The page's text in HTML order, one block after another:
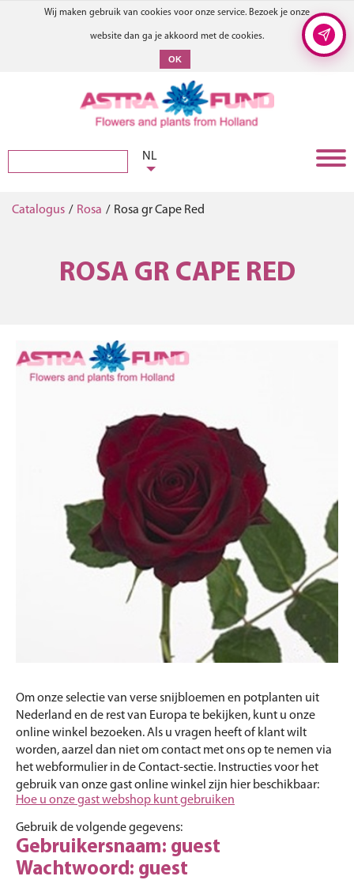
Wij maken gebruik van cookies voor onze service. Bezoek je onze
website dan ga je akkoord met de cookies.
OK
NL
Catalogus / Rosa / Rosa gr Cape Red
ROSA GR CAPE RED
Om onze selectie van verse snijbloemen en potplanten uit
Nederland en de rest van Europa te bekijken, kunt u onze
online winkel bezoeken. Als u vragen heeft of klant wilt
worden, aarzel dan niet om contact met ons op te nemen via
het webformulier in de Contact-sectie. Instructies voor het
gebruik van onze gast online winkel zijn hier beschikbaar:
Hoe u onze gast webshop kunt gebruiken
Gebruik de volgende gegevens:
Gebruikersnaam: guest
Wachtwoord: guest